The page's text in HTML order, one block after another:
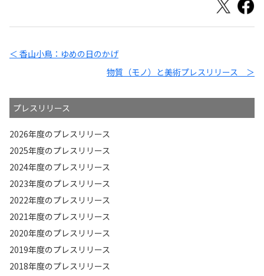
＜ 香山小鳥：ゆめの日のかげ
物質（モノ）と美術プレスリリース ＞
プレスリリース
2026年度のプレスリリース
2025年度のプレスリリース
2024年度のプレスリリース
2023年度のプレスリリース
2022年度のプレスリリース
2021年度のプレスリリース
2020年度のプレスリリース
2019年度のプレスリリース
2018年度のプレスリリース